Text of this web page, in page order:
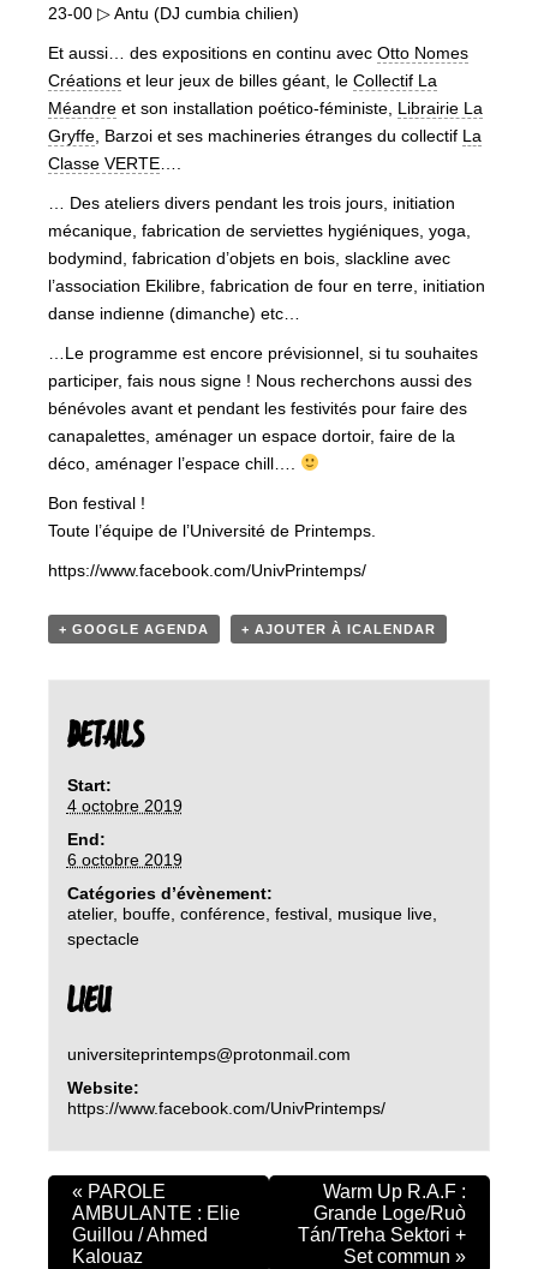
23-00 ▷ Antu (DJ cumbia chilien)
Et aussi… des expositions en continu avec Otto Nomes
Créations et leur jeux de billes géant, le Collectif La
Méandre et son installation poético-féministe, Librairie La
Gryffe , Barzoi et ses machineries étranges du collectif La
Classe VERTE
… Des ateliers divers pendant les trois jours, initiation
mécanique, fabrication de serviettes hygiéniques, yoga,
bodymind, fabrication d’objets en bois, slackline avec
l’association Ekilibre, fabrication de four en terre, initiation
danse indienne (dimanche) etc…
…Le programme est encore prévisionnel, si tu souhaites
participer, fais nous signe ! Nous recherchons aussi des
bénévoles avant et pendant les festivités pour faire des
canapalettes, aménager un espace dortoir, faire de la
déco, aménager l’espace chill….
Bon festival !
Toute l’équipe de l’Université de Printemps.
https://www.facebook.com/UnivPrintemps/
+ GOOGLE AGENDA + AJOUTER À ICALENDAR
DETAILS
Start:
4 octobre 2019
End:
6 octobre 2019
Catégories d’évènement:
atelier, bouffe, conférence, festival, musique live,
spectacle
LIEU
universiteprintemps@protonmail.com
Website:
https://www.facebook.com/UnivPrintemps/
« PAROLE
AMBULANTE : Elie
Guillou / Ahmed
Kalouaz
Warm Up R.A.F :
Grande Loge/Ruò
Tán/Treha Sektori +
Set commun »